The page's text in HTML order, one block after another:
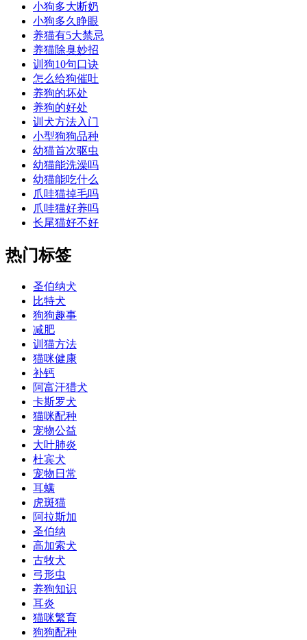
小狗多大断奶
小狗多久睁眼
养猫有5大禁忌
养猫除臭妙招
训狗10句口诀
怎么给狗催吐
养狗的坏处
养狗的好处
训犬方法入门
小型狗狗品种
幼猫首次驱虫
幼猫能洗澡吗
幼猫能吃什么
爪哇猫掉毛吗
爪哇猫好养吗
长尾猫好不好
热门标签
圣伯纳犬
比特犬
狗狗趣事
减肥
训猫方法
猫咪健康
补钙
阿富汗猎犬
卡斯罗犬
猫咪配种
宠物公益
大叶肺炎
杜宾犬
宠物日常
耳螨
虎斑猫
阿拉斯加
圣伯纳
高加索犬
古牧犬
弓形虫
养狗知识
耳炎
猫咪繁育
狗狗配种